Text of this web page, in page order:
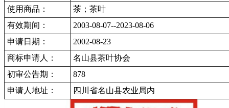
使用商品：
茶；茶叶
有效期间：
2003-08-07--2023-08-06
申请日期：
2002-08-23
商标申请人：
名山县茶叶协会
初审公告期：
878
申请人地址：
四川省名山县农业局内